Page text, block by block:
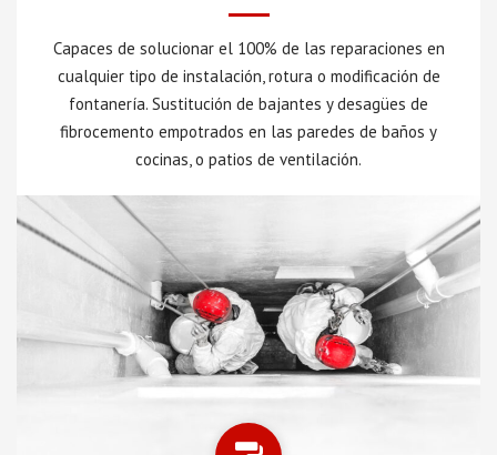
Capaces de solucionar el 100% de las reparaciones en
cualquier tipo de instalación, rotura o modificación de
fontanería. Sustitución de bajantes y desagües de
fibrocemento empotrados en las paredes de baños y
cocinas, o patios de ventilación.